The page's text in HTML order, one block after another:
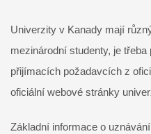
Univerzity v Kanady mají
mezinárodní studenty, je
přijímacích požadavcích z
oficiální webové stránky
Základní informace o